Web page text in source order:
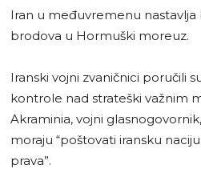
Iran u međuvremenu nastavlja
brodova u Hormuški moreuz.
Iranski vojni zvaničnici poručili
kontrole nad strateški važnim
Akraminia, vojni
moraju “poštovati iransku
prava”.